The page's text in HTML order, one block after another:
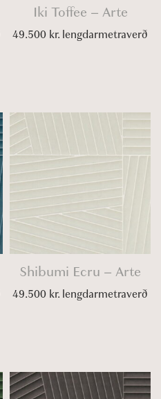
Iki Toffee – Arte
49.500 kr. lengdarmetraverð
Shibumi Ecru – Arte
49.500 kr. lengdarmetraverð